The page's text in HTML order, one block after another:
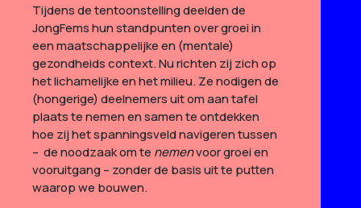
Tijdens de tentoonstelling deelden de
JongFems hun standpunten over groei in
een maatschappelijke en (mentale)
gezondheids context. Nu richten zij zich op
het lichamelijke en het milieu. Ze nodigen de
(hongerige) deelnemers uit om aan tafel
plaats te nemen en samen te ontdekken
hoe zij het spanningsveld navigeren tussen
– de noodzaak om te nemenvoor groei en
vooruitgang – zonder de basis uit te putten
waarop we bouwen.